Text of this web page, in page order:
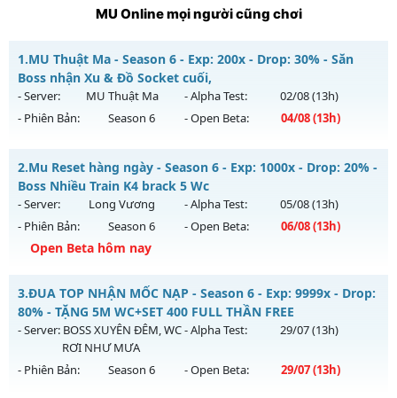
MU Online mọi người cũng chơi
1.MU Thuật Ma - Season 6 - Exp: 200x - Drop: 30% - Săn
Boss nhận Xu & Đồ Socket cuối,
- Server: MU Thuật Ma - Alpha Test: 02/08(13h)
- Phiên Bản:
Season 6 - Open Beta: 04/08(13h)
MU Thuật Ma - Săn Boss nhận Xu & Đồ Socket cuối,
Mu mới ra tháng 08 2026 - Mở máy chủ
13h ngày 04/08/2626
Exp: 200x - Drop: 30%
Kiểu reset: Reset In Game
Thể loại: Mu Nguyên bản Webzen
Antihack: VietGuard
2.Mu Reset hàng ngày - Season 6 - Exp: 1000x - Drop: 20% -
Boss Nhiều Train K4 brack 5 Wc
- Server: Long Vương - Alpha Test: 05/08(13h)
- Phiên Bản:
Season 6 - Open Beta: 06/08(13h)
Open Beta hôm nay
Mu Reset hàng ngày - Boss Nhiều Train K4 brack 5 Wc
Mu mới ra tháng 08 2026 - Mở máy chủLong Vương
13h ngày 06/08/2626
Exp: 1000x - Drop: 20%
3.ĐUA TOP NHẬN MỐC NẠP - Season 6 - Exp: 9999x - Drop:
80% - TẶNG 5M WC+SET 400 FULL THẦN FREE
- Server: BOSS XUYÊN ĐÊM, WC
RƠI NHƯ MƯA
- Alpha Test: 29/07(13h)
- Phiên Bản: Season 6 - Open Beta: 29/07(13h)